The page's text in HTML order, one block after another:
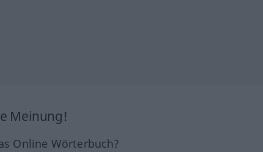
Meinung!
Online Wörterbuch?